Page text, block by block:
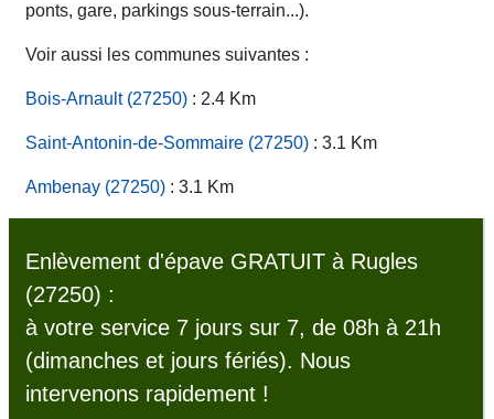
ponts, gare, parkings sous-terrain...).
Voir aussi les communes suivantes :
Bois-Arnault (27250) : 2.4 Km
Saint-Antonin-de-Sommaire (27250) : 3.1 Km
Ambenay (27250) : 3.1 Km
Enlèvement d'épave GRATUIT à Rugles
(27250) :
à votre service 7 jours sur 7, de 08h à 21h
(dimanches et jours fériés). Nous
intervenons rapidement !